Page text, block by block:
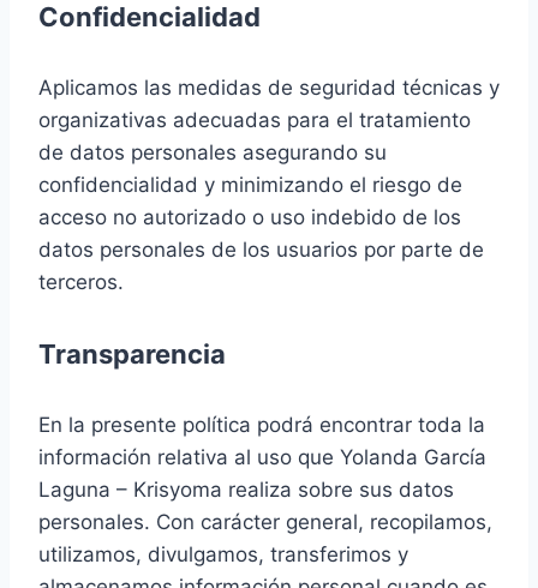
Confidencialidad
Aplicamos las medidas de seguridad técnicas y
organizativas adecuadas para el tratamiento
de datos personales asegurando su
confidencialidad y minimizando el riesgo de
acceso no autorizado o uso indebido de los
datos personales de los usuarios por parte de
terceros.
Transparencia
En la presente política podrá encontrar toda la
información relativa al uso que Yolanda García
Laguna – Krisyoma realiza sobre sus datos
personales. Con carácter general, recopilamos,
utilizamos, divulgamos, transferimos y